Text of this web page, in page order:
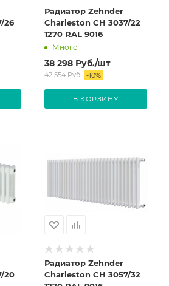
26
Радиатор Zehnder
Charleston CH 3037/22
1270 RAL 9016
Много
38 298Руб./шт
42 554Руб. -10%
В КОРЗИНУ
20
Радиатор Zehnder
Charleston CH 3057/32